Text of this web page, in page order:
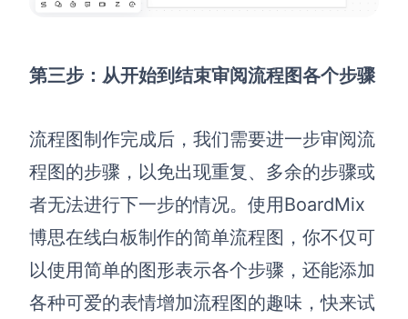
第三步： 从开始到结束审阅流程图各个步骤
流程图制作完成后，我们需要进一步审阅流
程图的步骤，以免出现重复、多余的步骤或
者无法进行下一步的情况。使用BoardMix
博思在线白板制作的简单流程图，你不仅可
以使用简单的图形表示各个步骤，还能添加
各种可爱的表情增加流程图的趣味，快来试